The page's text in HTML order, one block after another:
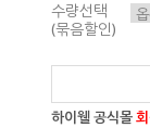
수량선택
(묶음할인)
하이웰 공식몰